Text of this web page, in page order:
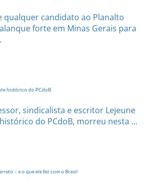
qualquer candidato ao Planalto
forte em Minas Gerais para
histórico do PCdoB
sindicalista e escritor Lejeune
do PCdoB, morreu nesta ...
– e o que ele fez com o Brasil